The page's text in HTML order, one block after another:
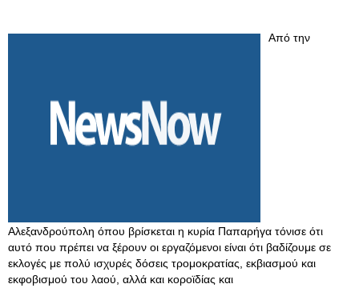
Από την
Αλεξανδρούπολη όπου βρίσκεται η κυρία Παπαρήγα τόνισε ότι
αυτό που πρέπει να ξέρουν οι εργαζόμενοι είναι ότι βαδίζουμε σε
εκλογές με πολύ ισχυρές δόσεις τρομοκρατίας, εκβιασμού και
εκφοβισμού του λαού, αλλά και κοροϊδίας και